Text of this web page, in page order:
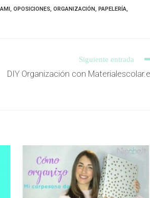
, OPOSICIONES, ORGANIZACIÓN, PAPELERÍA,
Siguiente entrada
DIY Organización con